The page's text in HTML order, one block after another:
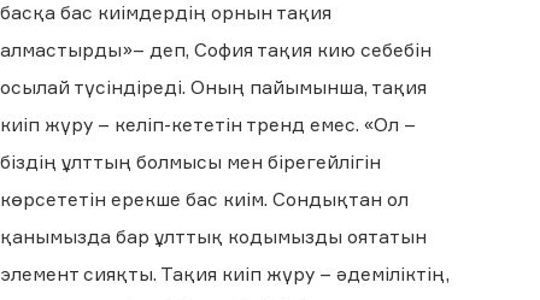
басқа бас киімдердің орнын тақия
алмастырды»– деп, София тақия кию себебін
осылай түсіндіреді. Оның пайымынша, тақия
киіп жүру – келіп-кететін тренд емес. «Ол –
біздің ұлттың болмысы мен бірегейлігін
көрсететін ерекше бас киім. Сондықтан ол
қанымызда бар ұлттық кодымызды оятатын
элемент сияқты. Тақия киіп жүру – әдеміліктің,